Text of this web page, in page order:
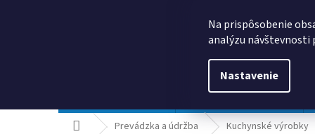
Na prispôsobenie
analýzu návštevnosti
Nastavenie
DomovPrevádzka a údržba Kuchynské výrobky